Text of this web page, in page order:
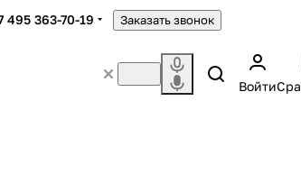
495 363-70-19 Заказать звонок
Войти